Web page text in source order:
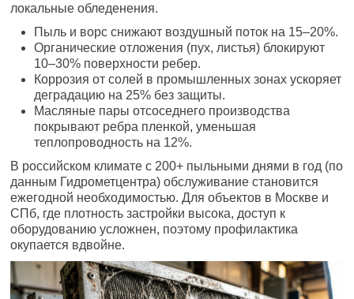
локальные обледенения.
Пыль и ворс снижают воздушный поток на 15–20%.
Органические отложения (пух, листья) блокируют
10–30% поверхности ребер.
Коррозия от солей в промышленных зонах ускоряет
деградацию на 25% без защиты.
Масляные пары отсоседнего производства
покрывают ребра пленкой, уменьшая
теплопроводность на 12%.
В российском климате с 200+ пыльными днями в год (по
данным Гидрометцентра) обслуживание становится
ежегодной необходимостью. Для объектов в Москве и
СПб, где плотность застройки высока, доступ к
оборудованию усложнен, поэтому профилактика
окупается вдвойне.